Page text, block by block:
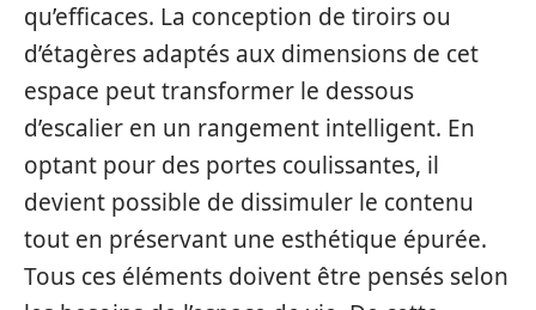
qu’efficaces. La conception de tiroirs ou
d’étagères adaptés aux dimensions de cet
espace peut transformer le dessous
d’escalier en un rangement intelligent. En
optant pour des portes coulissantes, il
devient possible de dissimuler le contenu
tout en préservant une esthétique épurée.
Tous ces éléments doivent être pensés selon